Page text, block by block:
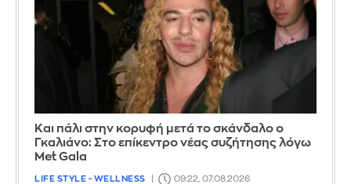
Και πάλι στην κορυφή μετά το σκάνδαλο ο
Γκαλιάνο: Στο επίκεντρο νέας συζήτησης λόγω
Met Gala
LIFE STYLE - WELLNESS 09:22, 07.08.2026